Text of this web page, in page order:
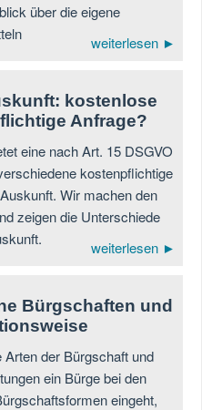
über die eigene
weiterlesen ►
kostenlose
Anfrage?
eine nach Art. 15 DSGVO
kostenpflichtige
Wir machen den
zeigen die Unterschiede
weiterlesen ►
Bürgschaften und
Arten der Bürgschaft und
ein Bürge bei den
eingeht,